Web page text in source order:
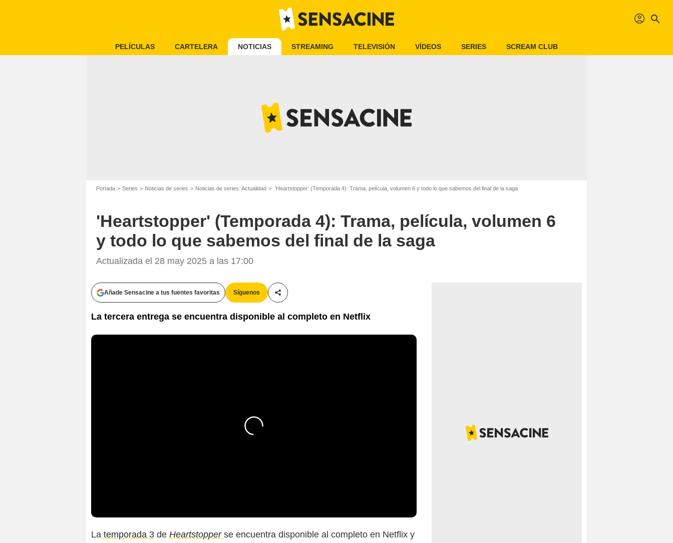
profil search
PELÍCULAS CARTELERA NOTICIAS STREAMING TELEVISIÓN VÍDEOS SERIES SCREAM CLUB
Portada Series Noticias de series Noticias de series: Actualidad 'Heartstopper' (Temporada 4): Trama, película, volumen 6 y todo lo que sabemos del final de la saga
'Heartstopper' (Temporada 4): Trama, película, volumen 6
y todo lo que sabemos del final de la saga
Actualizada el 28 may 2025 a las 17:00
Añade Sensacine a tus fuentes favoritas Síguenos
Compartir esta noticia
La tercera entrega se encuentra disponible al completo en Netflix
La temporada 3 de Heartstopper se encuentra disponible al completo en Netflix y